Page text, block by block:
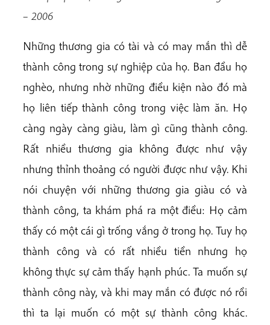
– 2006
Những thương gia có tài và có may mắn thì dễ
thành công trong sự nghiệp của họ. Ban đầu họ
nghèo, nhưng nhờ những điều kiện nào đó mà
họ liên tiếp thành công trong việc làm ăn. Họ
càng ngày càng giàu, làm gì cũng thành công.
Rất nhiều thương gia không được như vậy
nhưng thỉnh thoảng có người được như vậy. Khi
nói chuyện với những thương gia giàu có và
thành công, ta khám phá ra một điều: Họ cảm
thấy có một cái gì trống vắng ở trong họ. Tuy họ
thành công và có rất nhiều tiền nhưng họ
không thực sự cảm thấy hạnh phúc. Ta muốn sự
thành công này, và khi may mắn có được nó rồi
thì ta lại muốn có một sự thành công khác.